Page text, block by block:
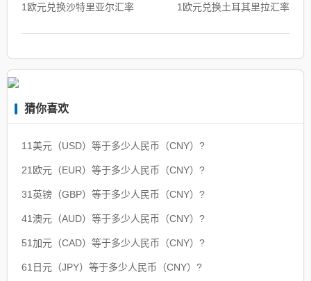
1欧元兑换沙特里亚尔汇率 1欧元兑换土耳其里拉汇率
猜你喜欢
11美元（USD）等于多少人民币（CNY）?
21欧元（EUR）等于多少人民币（CNY）?
31英镑（GBP）等于多少人民币（CNY）?
41澳元（AUD）等于多少人民币（CNY）?
51加元（CAD）等于多少人民币（CNY）?
61日元（JPY）等于多少人民币（CNY）?